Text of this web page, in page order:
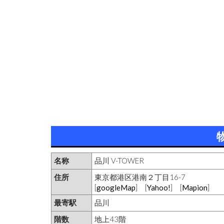
名称
品川 V-TOWER
住所
東京都港区港南２丁目16-7
[googleMap] [Yahoo!] [Mapion]
最寄駅
品川
階数
地上43階